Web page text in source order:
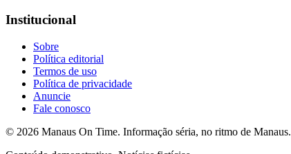
Institucional
Sobre
Política editorial
Termos de uso
Política de privacidade
Anuncie
Fale conosco
© 2026 Manaus On Time. Informação séria, no ritmo de Manaus.